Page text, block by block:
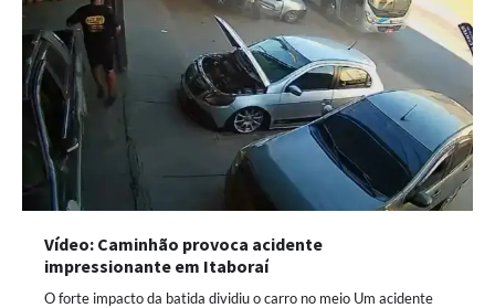
Vídeo: Caminhão provoca acidente
impressionante em Itaboraí
O forte impacto da batida dividiu o carro no meio Um acidente